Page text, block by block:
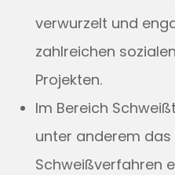
verwurzelt und
zahlreichen
Projekten.
Im Bereich
unter anderem das
Schweißverfahren